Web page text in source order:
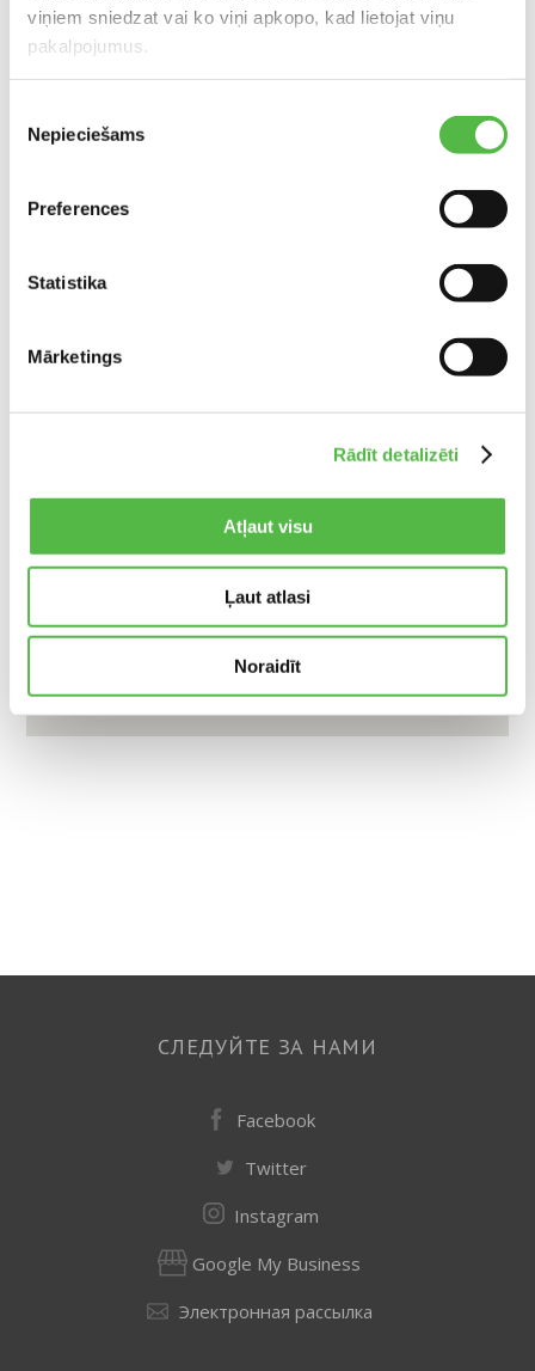
viņiem sniedzat vai ko viņi apkopo, kad lietojat viņu
pakalpojumus.
izvēle
Nepieciešams
Preferences
Statistika
Mārketings
Rādīt detalizēti
Atļaut visu
Ļaut atlasi
Noraidīt
РАСПОЛОЖЕНИЕ НА КАРТЕ
СЛЕДУЙТЕ ЗА НАМИ
Facebook
Twitter
Instagram
Google My Business
Электронная рассылка